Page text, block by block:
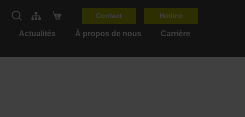
Contact Hotline
Actualités À propos de nous Carrière